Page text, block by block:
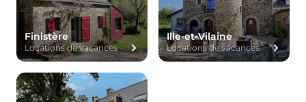
Finistère
Locations de vacances
Ille-et-Vilaine
Locations de vacances